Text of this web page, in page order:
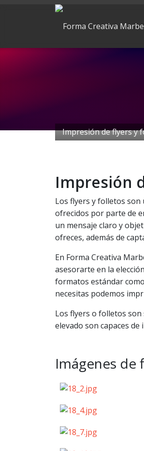
Impresión de flyers y
Impresión
Los flyers y folletos
ofrecidos por parte de
un mensaje claro y
ofreces, además de
En Forma Creativa
asesorarte en la
formatos estándar
necesitas podemos
Los flyers o folletos
elevado son capaces
Imágenes de